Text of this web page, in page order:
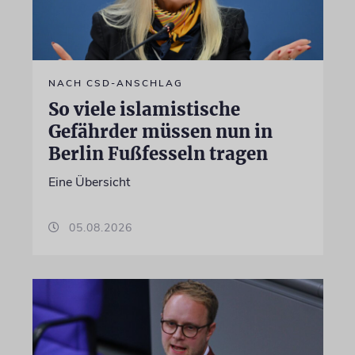
NACH CSD-ANSCHLAG
So viele islamistische
Gefährder müssen nun in
Berlin Fußfesseln tragen
Eine Übersicht
05.08.2026